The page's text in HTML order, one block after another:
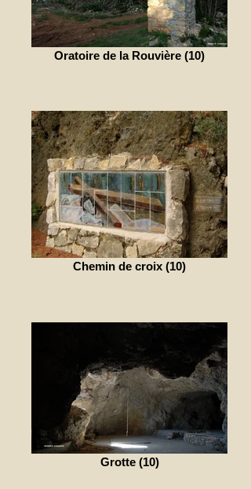
Oratoire de la Rouvière (10)
Chemin de croix (10)
Grotte (10)